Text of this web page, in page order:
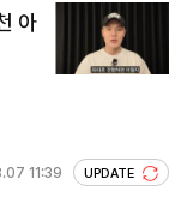
아
11:39 UPDATE